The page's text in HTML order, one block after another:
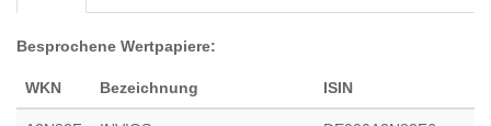
Besprochene Wertpapiere:
WKN Bezeichnung ISIN